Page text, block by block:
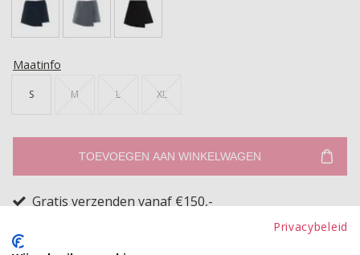
Maatinfo
S M L XL
TOEVOEGEN AAN WINKELWAGEN
Gratis verzenden vanaf €150,-
Privacybeleid